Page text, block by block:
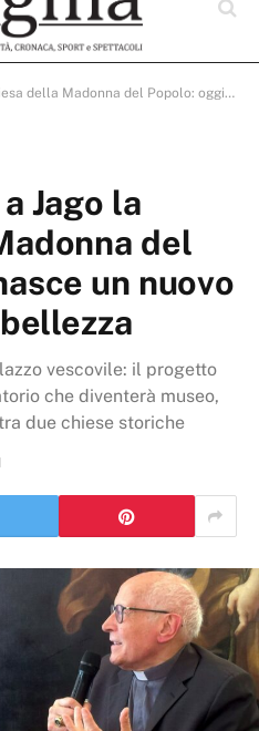
del Popolo: oggi nasce un nuovo polo di arte e bellezza
Jago la
del
un nuovo
vescovile: il progetto
che diventerà museo,
due chiese storiche